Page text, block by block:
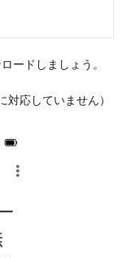
ードしましょう。
対応していません）